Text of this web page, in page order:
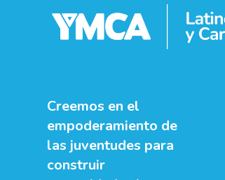
Creemos en el
empoderamiento de
las juventudes para
construir